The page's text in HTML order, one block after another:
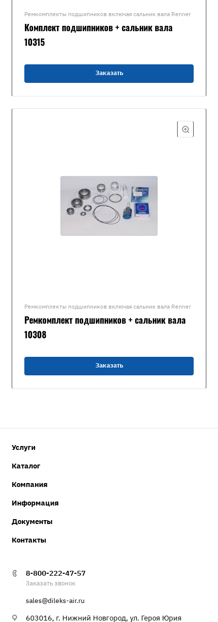
Ремкомплекты подшипников включая сальник вала Renner
Комплект подшипников + сальник вала
10315
Заказать
Ремкомплекты подшипников включая сальник вала Renner
Ремкомплект подшипников + сальник вала
10308
Заказать
Услуги
Каталог
Компания
Информация
Документы
Контакты
8-800-222-47-57
Заказать звонок
sales@dileks-air.ru
603016, г. Нижний Новгород, ул. Героя Юрия